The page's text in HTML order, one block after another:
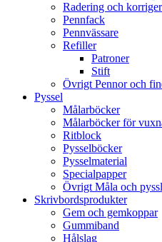
Radering och
Pennfack
Pennvässare
Refiller
Patroner
Stift
Övrigt Pennor och
Pyssel
Målarböcker
Målarböcker för
Ritblock
Pysselböcker
Pysselmaterial
Specialpapper
Övrigt Måla och
Skrivbordsprodukter
Gem och gemkoppar
Gummiband
Hålslag